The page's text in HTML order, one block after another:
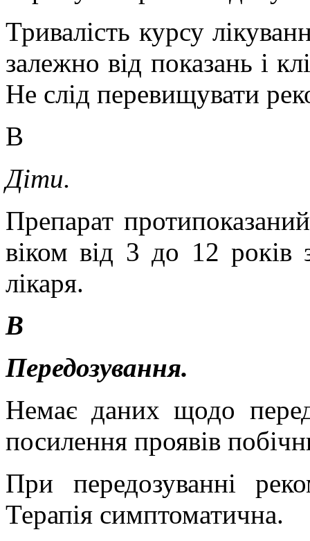
Тривалість курсу
залежно від показань і
Не слід перевищувати
В
Діти.
Препарат
віком від 3 до 12 років
лікаря.
В
Передозування.
Немає даних щодо
посилення проявів
При передозуванні
Терапія симптоматична.